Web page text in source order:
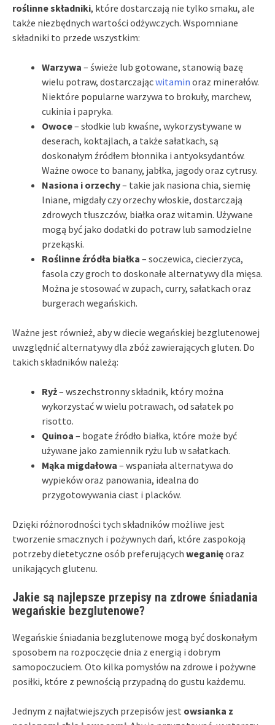
roślinne składniki, które dostarczają nie tylko smaku, ale
także niezbędnych wartości odżywczych. Wspomniane
składniki to przede wszystkim:
Warzywa – świeże lub gotowane, stanowią bazę
wielu potraw, dostarczającwitamin oraz minerałów.
Niektóre popularne warzywa to brokuły, marchew,
cukinia i papryka.
Owoce– słodkie lub kwaśne, wykorzystywane w
deserach, koktajlach, a także sałatkach, są
doskonałym źródłem błonnika i antyoksydantów.
Ważne owoce to banany, jabłka, jagody oraz cytrusy.
Nasiona i orzechy– takie jak nasiona chia, siemię
lniane, migdały czy orzechy włoskie, dostarczają
zdrowych tłuszczów, białka oraz witamin. Używane
mogą być jako dodatki do potraw lub samodzielne
przekąski.
Roślinne źródła białka – soczewica, ciecierzyca,
fasola czy groch to doskonałe alternatywy dla mięsa.
Można je stosować w zupach, curry, sałatkach oraz
burgerach wegańskich.
Ważne jest również, aby w diecie wegańskiej bezglutenowej
uwzględnić alternatywy dla zbóż zawierających gluten. Do
takich składników należą:
Ryż– wszechstronny składnik, który można
wykorzystać w wielu potrawach, od sałatek po
risotto.
Quinoa – bogate źródło białka, które może być
używane jako zamiennik ryżu lub w sałatkach.
Mąka migdałowa – wspaniała alternatywa do
wypieków oraz panowania, idealna do
przygotowywania ciast i placków.
Dzięki różnorodności tych składników możliwe jest
tworzenie smacznych i pożywnych dań, które zaspokoją
potrzeby dietetyczne osób preferujących weganięoraz
unikających glutenu.
Jakie są najlepsze przepisy na zdrowe śniadania
wegańskie bezglutenowe?
Wegańskie śniadania bezglutenowe mogą być doskonałym
sposobem na rozpoczęcie dnia z energią i dobrym
samopoczuciem. Oto kilka pomysłów na zdrowe i pożywne
posiłki, które z pewnością przypadną do gustu każdemu.
Jednym z najłatwiejszych przepisów jest owsianka z